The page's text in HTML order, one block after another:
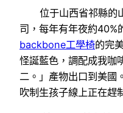
位于山西省祁縣的
司，每年有年夜約40%
backbone工學椅的完
怪誕藍色，調配成我咖
二。」產物出口到美國
吹制生孩子線上正在趕